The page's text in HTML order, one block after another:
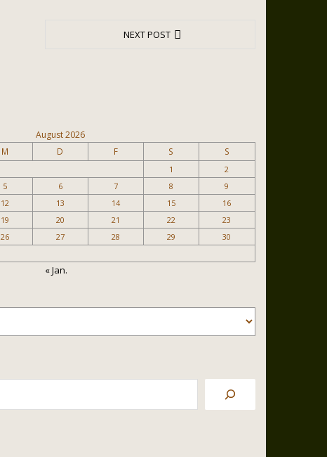
NEXT POST
August 2026
M D F S S
1
2
5 6 7 8
9
12 13 14 15
16
19 20 21 22
23
26 27 28 29
30
« Jan.